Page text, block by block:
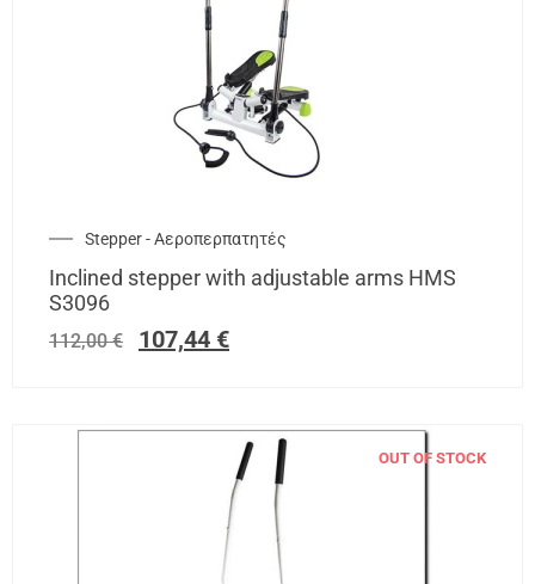
Stepper - Αεροπερπατητές
Inclined stepper with adjustable arms HMS
S3096
112,00€ 107,44 €
OUT OF STOCK